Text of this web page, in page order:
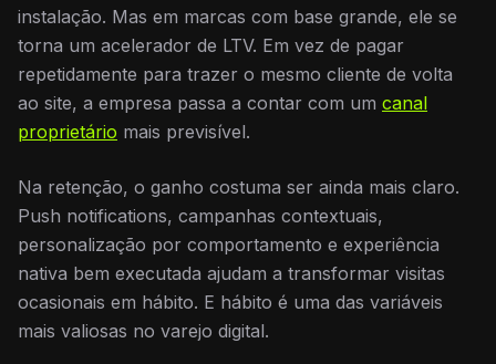
instalação. Mas em marcas com base grande, ele se
torna um acelerador de LTV. Em vez de pagar
repetidamente para trazer o mesmo cliente de volta
ao site, a empresa passa a contar com um canal
proprietário mais previsível.
Na retenção, o ganho costuma ser ainda mais claro.
Push notifications, campanhas contextuais,
personalização por comportamento e experiência
nativa bem executada ajudam a transformar visitas
ocasionais em hábito. E hábito é uma das variáveis
mais valiosas no varejo digital.